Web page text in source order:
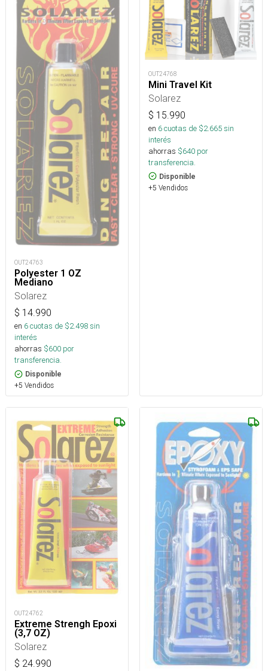
OUT24763
Polyester 1 OZ
Mediano
Solarez
$ 14.990
en 6cuotas de $2.498sin
interés
ahorras $600 por
transferencia.
Disponible
+5 Vendidos
OUT24768
Mini Travel Kit
Solarez
$ 15.990
en 6cuotas de $2.665sin
interés
ahorras $640 por
transferencia.
Disponible
+5 Vendidos
OUT24762
Extreme Strengh Epoxi
(3,7 OZ)
Solarez
$ 24.990